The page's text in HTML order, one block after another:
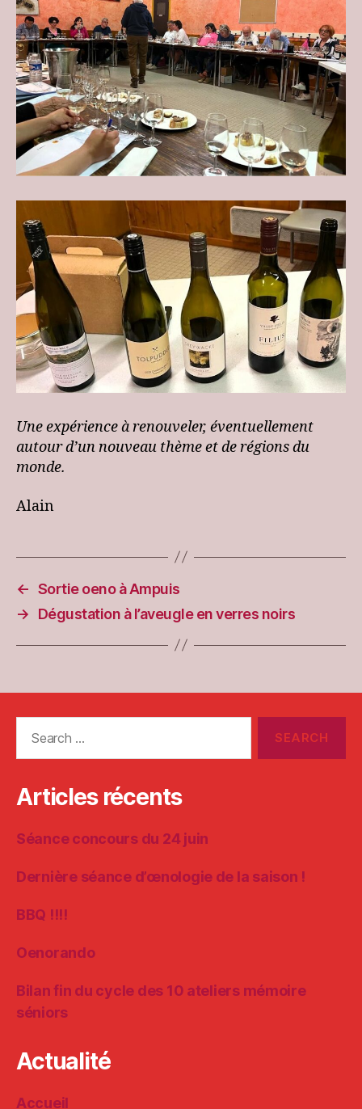
Une expérience à renouveler, éventuellement
autour d’un nouveau thème et de régions du
monde.
Alain
← Sortie oeno à Ampuis
→
Dégustation à l’aveugle en verres noirs
Articles récents
Séance concours du 24 juin
Dernière séance d’œnologie de la saison !
BBQ !!!!
Oenorando
Bilan fin du cycle des 10 ateliers mémoire
séniors
Actualité
Accueil